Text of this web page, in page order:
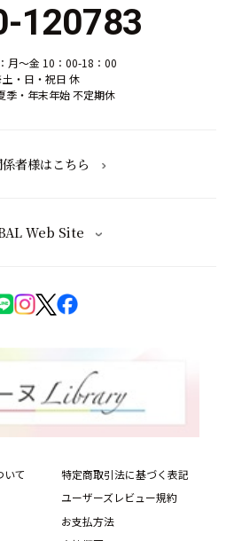
120783
月～金 10：00-18：00
・日・祝日 休
季・年末年始 不定期休
者様はこちら
Web Site
いて
特定商取引法に基づく表記
ユーザーズレビュー規約
お支払方法